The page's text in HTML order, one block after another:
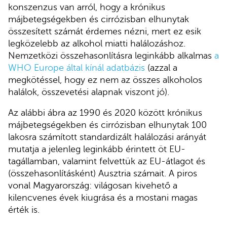
konszenzus van arról, hogy a krónikus
májbetegségekben és cirrózisban elhunytak
összesített számát érdemes nézni, mert ez esik
legközelebb az alkohol miatti halálozáshoz.
Nemzetközi összehasonlításra leginkább alkalmas a
WHO Europe által kínál adatbázis (azzal a
megkötéssel, hogy ez nem az összes alkoholos
halálok, összevetési alapnak viszont jó).
Az alábbi ábra az 1990 és 2020 között krónikus
májbetegségekben és cirrózisban elhunytak 100
lakosra számított standardizált halálozási arányát
mutatja a jelenleg leginkább érintett öt EU-
tagállamban, valamint felvettük az EU-átlagot és
(összehasonlításként) Ausztria számait. A piros
vonal Magyarország: világosan kivehető a
kilencvenes évek kiugrása és a mostani magas
érték is.